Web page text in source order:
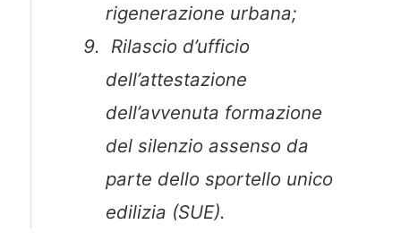
rigenerazione urbana;
Rilascio d’ufficio
dell’attestazione
dell’avvenuta formazione
del silenzio assenso da
parte dello sportello unico
edilizia (SUE).